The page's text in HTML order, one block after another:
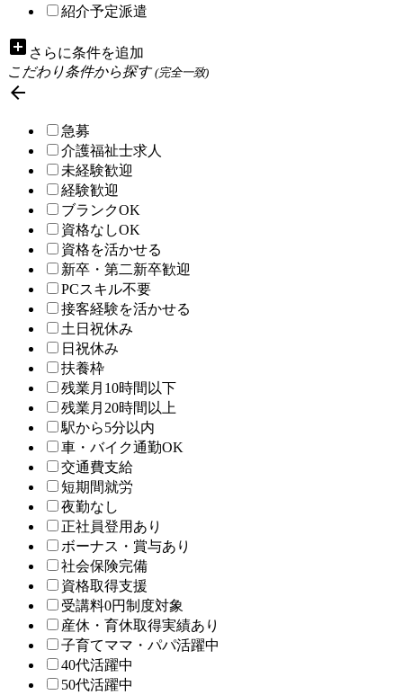
紹介予定派遣
add_box さらに条件を追加
こだわり条件から探す(完全一致)

急募
介護福祉士求人
未経験歓迎
経験歓迎
ブランクOK
資格なしOK
資格を活かせる
新卒・第二新卒歓迎
PCスキル不要
接客経験を活かせる
土日祝休み
日祝休み
扶養枠
残業月10時間以下
残業月20時間以上
駅から5分以内
車・バイク通勤OK
交通費支給
短期間就労
夜勤なし
正社員登用あり
ボーナス・賞与あり
社会保険完備
資格取得支援
受講料0円制度対象
産休・育休取得実績あり
子育てママ・パパ活躍中
40代活躍中
50代活躍中